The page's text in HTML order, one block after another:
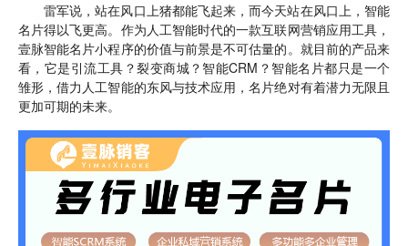
雷军说，站在风口上猪都能飞起来，而今天站在风口上，智能
名片得以飞更高。作为人工智能时代的一款互联网营销应用工具，
壹脉智能名片小程序的价值与前景是不可估量的。就目前的产品来
看，它是引流工具？裂变商城？智能CRM？智能名片都只是一个
雏形，借力人工智能的东风与技术应用，名片绝对有着潜力无限且
更加可期的未来。